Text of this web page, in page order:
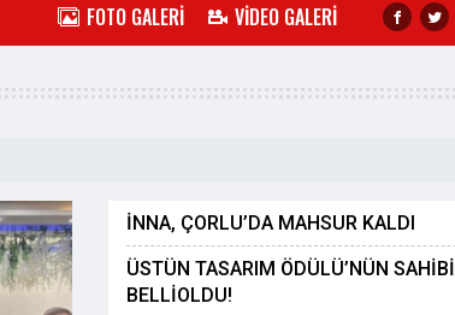
FOTO GALERİ VİDEO GALERİ
İNNA, ÇORLU’DA MAHSUR KALDI
ÜSTÜN TASARIM ÖDÜLÜ’NÜN SAHİBİ
BELLİOLDU!